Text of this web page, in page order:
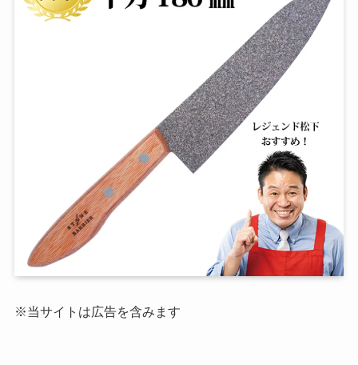
※当サイトは広告を含みます